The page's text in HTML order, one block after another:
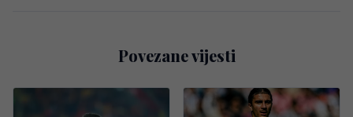
Povezane vijesti